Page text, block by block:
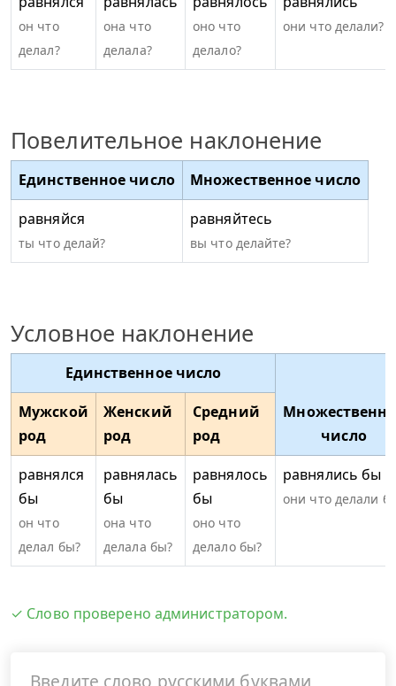
он что
делал?
она что
делала?
оно что
делало?
они что делали?
Повелительное наклонение
Единственное число
Множественное число
равняйся
ты что делай?
равняйтесь
вы что делайте?
Условное наклонение
Единственное число
число
Мужской
род
Женский
род
Средний
род
равнялся
бы
он что
делал бы?
равнялась
бы
она что
делала бы?
равнялось
бы
оно что
делало бы?
равнялись бы
они что делали
✓ Слово проверено администратором.